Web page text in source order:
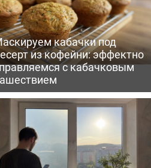
кабачки под
из кофейни: эффектно
с кабачковым